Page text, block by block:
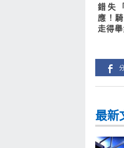
錯失
應！
走得
最新